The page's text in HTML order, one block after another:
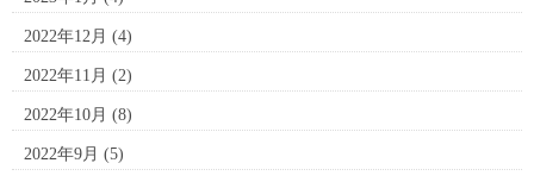
2022年12月 (4)
2022年11月 (2)
2022年10月 (8)
2022年9月 (5)